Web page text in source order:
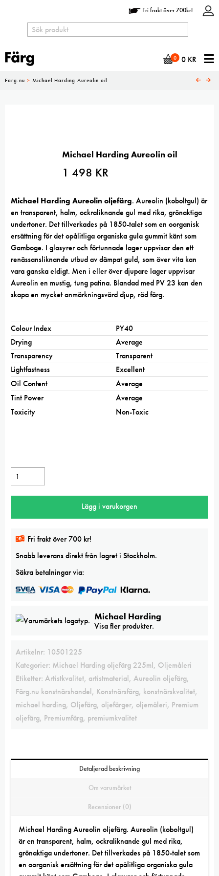
Fri frakt över 700kr!
0 0 KR
Farg.nu > Michael Harding Aureolin oil
Michael Harding Aureolin oil
1 498 KR
Michael Harding Aureolin oljefärg. Aureolin (koboltgul) är
en transparent, halm, ockraliknande gul med rika, grönaktiga
undertoner. Det tillverkades på 1850-talet som en oorganisk
ersättning för det opålitliga organiska gula gummit känt som
Gamboge. I glasyrer och förtunnade lager uppvisar den ett
renässansliknande utbud av dämpat guld, som över vita kan
vara ganska eldigt. Men i eller över djupare lager uppvisar
Aureolin en mustig, tung patina. Blandad med PV 23 kan den
skapa en mycket anmärkningsvärd djup, röd färg.
Colour Index
PY40
Drying
Average
Transparency
Transparent
Lightfastness
Excellent
Oil Content
Average
Tint Power
Average
Toxicity
Non-Toxic
Michael
Harding
Aureolin
mängd
Lägg i varukorgen
Fri frakt över 700 kr!
Snabb leverans direkt från lagret i Stockholm.
Säkra betalningar via:
Michael Harding
Visa fler produkter.
Artikelnr: 10501225
Kategorier: Michael Harding oljefärg 225ml, Oljemåleri
Etiketter: Artistkvalitet, artistmaterial, Aureolin oljefärg,
Färg.nu konstnärshandel, Konstnärsfärg, konstnärskvalitet,
michael harding, Oljefärg, oljefärger, oljemåleri, Premium
oljefärg, Premiumfärg, premiumkvalitet
Detaljerad beskrivning
Om varumärket
Recensioner (0)
Michael Harding Aureolin oljefärg. Aureolin (koboltgul)
är en transparent, halm, ockraliknande gul med rika,
grönaktiga undertoner. Det tillverkades på 1850-talet som
en oorganisk ersättning för det opålitliga organiska gula